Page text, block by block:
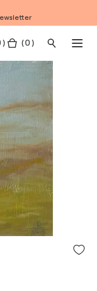
) ( 0 )